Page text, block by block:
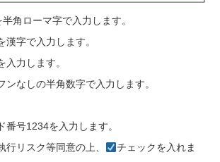
角ローマ字で入力します。
字で入力します。
力します。
なしの半角数字で入力します。
号1234を入力します。
リスク等同意の上、
チェックを入れま